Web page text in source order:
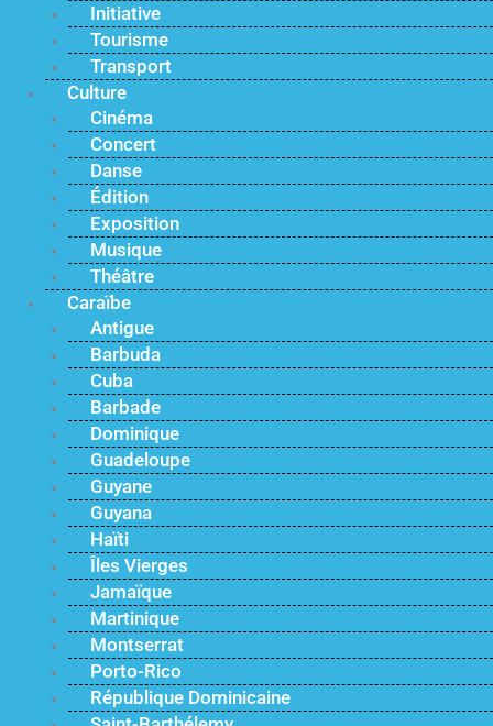
Initiative
Tourisme
Transport
Culture
Cinéma
Concert
Danse
Édition
Exposition
Musique
Théâtre
Caraïbe
Antigue
Barbuda
Cuba
Barbade
Dominique
Guadeloupe
Guyane
Guyana
Haïti
Îles Vierges
Jamaïque
Martinique
Montserrat
Porto-Rico
République Dominicaine